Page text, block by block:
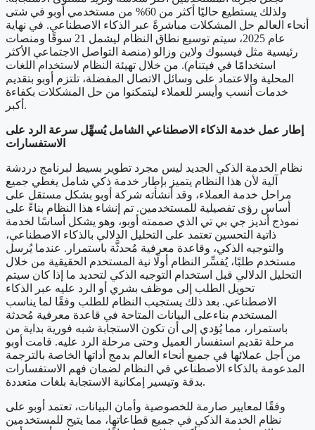
ولذلك يستطيع حاليًا أكثر من 60% من مستخدمي أوبو في شتى
أنحاء العالم حل المشكلات مباشرةً عبر الذكاء الاصطناعي. في نهاية
عام 2025، سيتم توسيع نطاق النظام ليشمل 21 سوقًا ومنصات
رئيسية مثل فيسبوك ولاين وزالو (منصة التواصل الاجتماعي الأكثر
استخدامًا في فيتنام). من خلال تهيئة النظام لاستخدام اللغات
المحلية والاعتماد على وسائل الاتصال المفضلة، تلتزم أوبو بتقديم
خدمات أنسب وأيسر للعملاء ليتمكنوا من حل المشكلات بكفاءة
أكبر.
إطار عمل خدمة الذكاء الاصطناعي الشامل يُسهِّل سرعة الرد على
الاستفسارات
نظام الخدمة الذكي الجديد ليس مجرد تطوير بسيط لبرنامج دردشة
آلية لأن هذا النظام يتميز بإطار خدمة ذكي شامل يغطي جميع
مراحل خدمة العملاء، وقد أنشأته شركة أوبو بشكل مستقل على
أساس رؤى تفصيلية للمستخدمين. تم إنشاء هذا النظام بناءً على
نموذج أنديز جي بي تي الذي صممته أوبو، وهو يشكل أساسًا لخدمة
ذاتية التحسين تعتمد على التحليل الدلالي بالذكاء الاصطناعي،
والتوجيه الذكي، وقاعدة معرفية مُحدثَّة باستمرار. عندما يُرسل
مستخدم طلبًا، يُفسِّر النظام أولًا نية المستخدم الحقيقية من خلال
التحليل الدلالي قبل استخدام التوجيه الذكي لتحديد ما إذا كان سيتم
تحويل الطلب إلى موظف بشري أو الرد عليه عبر الذكاء
الاصطناعي. بعد ذلك يستجيب النظام للطلب وفقًا لما يناسب
المستخدم بناءعلى البيانات المتاحة في قاعدة معرفية مُحدثة
باستمرار، مما يُؤدي إلى أن تكون الاستجابة شبه فورية بداية من
مرحلة تقديم استفسار العميل وحتى مرحلة الرد عليه. قامت أوبو
من أجل عملائها في جميع أنحاء العالم بدمج أداتها الخاصة بالترجمة
المدعومة بالذكاء الاصطناعي في النظام لضمان فهم الاستفسارات
بدقة وتيسير إمكانية الاستجابة بلغات متعددة.
وفقًا لمعايير صارمة للخصوصية وأمان البيانات، تعتمد أوبو على
نظام الخدمة الذكي في جميع قطاعاتها، مما يتيح للمستخدمين